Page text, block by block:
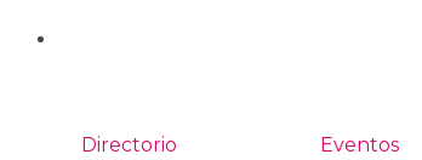
Directorio Eventos